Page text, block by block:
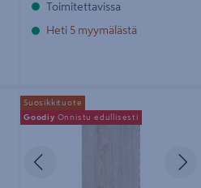
Toimitettavissa
Heti 5 myymälästä
Laminaatti Goodiy 7mm KL31
Vanamo tammi 2,51m²
Suosikkituote
Goodiy Onnistu edullisesti